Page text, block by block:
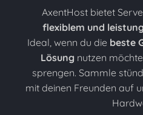
AxentHost bietet
flexiblem und
Ideal, wenn du die beste
Lösung nutzen
sprengen. Sammle
mit deinen Freunden auf